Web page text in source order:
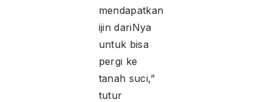
mendapatkan
ijin dariNya
untuk bisa
pergi ke
tanah suci,”
tutur